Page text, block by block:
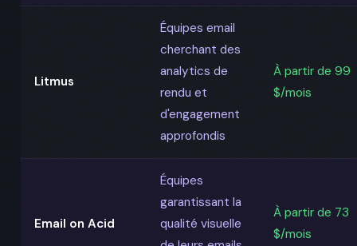
Litmus
Équipes email
cherchant des
analytics de
rendu et
d'engagement
approfondis
À partir de 99
$/mois
Email on Acid
Équipes
garantissant la
qualité visuelle
À partir de 73
$/mois